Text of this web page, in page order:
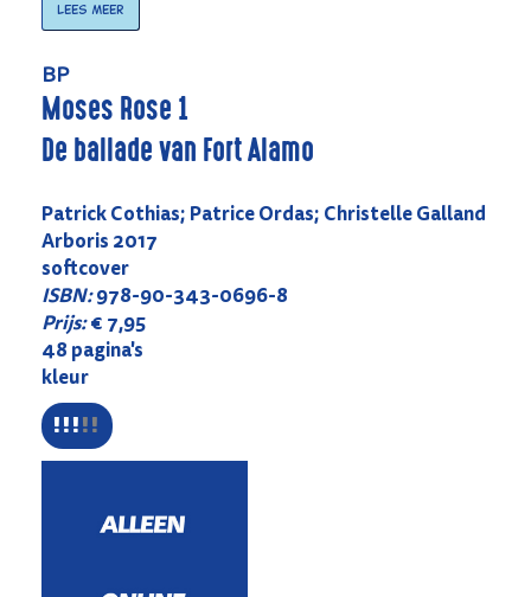
Lees meer
BP
Moses Rose 1
De ballade van Fort Alamo
Patrick Cothias; Patrice Ordas; Christelle Galland
Arboris 2017
softcover
ISBN:978-90-343-0696-8
Prijs:€ 7,95
48 pagina's
kleur